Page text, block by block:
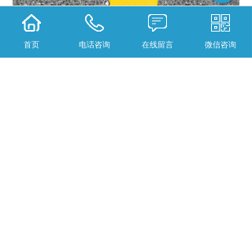
首页 电话咨询 在线留言 微信咨询